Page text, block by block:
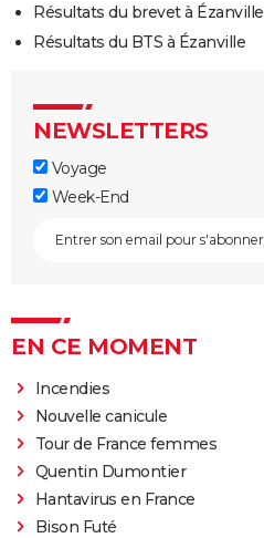
Résultats du brevet à Ézanville
Résultats du BTS à Ézanville
NEWSLETTERS
Voyage
Week-End
EN CE MOMENT
Incendies
Nouvelle canicule
Tour de France femmes
Quentin Dumontier
Hantavirus en France
Bison Futé